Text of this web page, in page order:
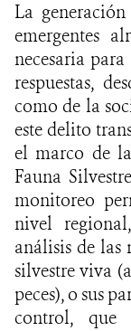
La
emergentes
necesaria
respuestas,
como de la
este delito
el marco de
Fauna
monitoreo
nivel
análisis de las
silvestre viva
peces), o sus
control, que